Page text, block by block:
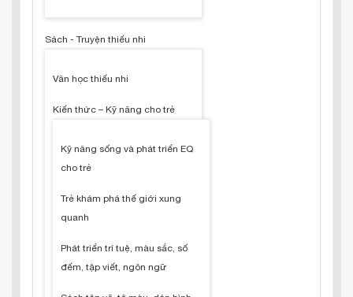
Sách - Truyện thiếu nhi
Văn học thiếu nhi
Kiến thức – Kỹ năng cho trẻ
Kỹ năng sống và phát triển EQ
cho trẻ
Trẻ khám phá thế giới xung
quanh
Phát triển trí tuệ, màu sắc, số
đếm, tập viết, ngôn ngữ